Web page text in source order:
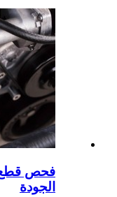
فحص قطع
الجودة